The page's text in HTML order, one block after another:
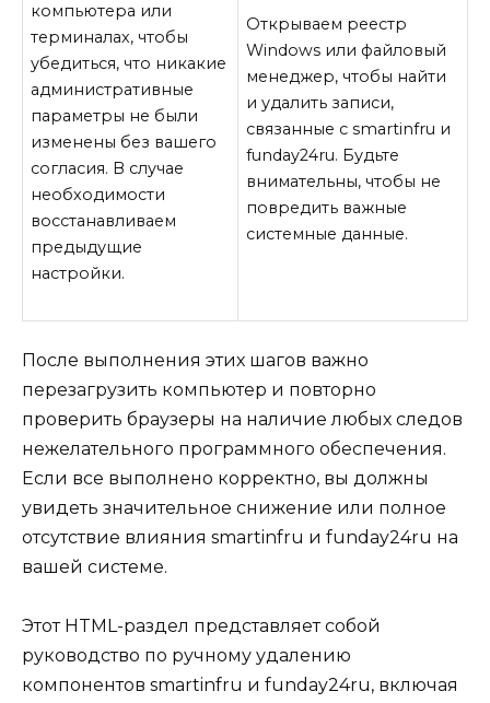
компьютера или
терминалах, чтобы
убедиться, что никакие
административные
параметры не были
изменены без вашего
согласия. В случае
необходимости
восстанавливаем
предыдущие
настройки.
Открываем реестр
Windows или файловый
менеджер, чтобы найти
и удалить записи,
связанные с smartinfru и
funday24ru. Будьте
внимательны, чтобы не
повредить важные
системные данные.
После выполнения этих шагов важно
перезагрузить компьютер и повторно
проверить браузеры на наличие любых следов
нежелательного программного обеспечения.
Если все выполнено корректно, вы должны
увидеть значительное снижение или полное
отсутствие влияния smartinfru и funday24ru на
вашей системе.
Этот HTML-раздел представляет собой
руководство по ручному удалению
компонентов smartinfru и funday24ru, включая